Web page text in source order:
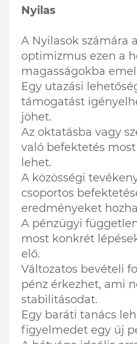
Nyilas
A Nyilasok számára
optimizmus ezen a
magasságokba
Egy utazási
támogatást
jöhet.
Az oktatásba vagy
való befektetés
lehet.
A közösségi
csoportos
eredményeket
A pénzügyi
most konkrét
elő.
Változatos bevételi
pénz érkezhet, ami
stabilitásodat.
Egy baráti tanács
figyelmedet egy új